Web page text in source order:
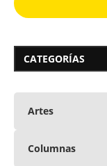
CATEGORÍAS
Artes
Columnas